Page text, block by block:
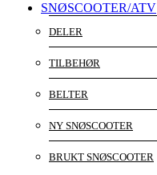
SNØSCOOTER/ATV
DELER
TILBEHØR
BELTER
NY SNØSCOOTER
BRUKT SNØSCOOTER